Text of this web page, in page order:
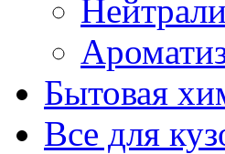
Бытовая
Все для